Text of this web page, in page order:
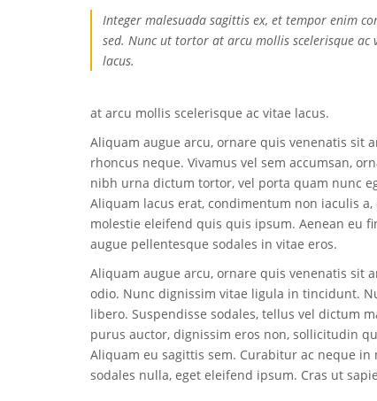
Integer malesuada sagittis ex, et tempor enim
sed. Nunc ut tortor at arcu mollis scelerisque ac
lacus.
at arcu mollis scelerisque ac vitae lacus.
Aliquam augue arcu, ornare quis venenatis sit
rhoncus neque. Vivamus vel sem accumsan,
nibh urna dictum tortor, vel porta quam nunc
Aliquam lacus erat, condimentum non iaculis
molestie eleifend quis quis ipsum. Aenean eu
augue pellentesque sodales in vitae eros.
Aliquam augue arcu, ornare quis venenatis sit
odio. Nunc dignissim vitae ligula in tincidunt.
libero. Suspendisse sodales, tellus vel dictum
purus auctor, dignissim eros non, sollicitudin
Aliquam eu sagittis sem. Curabitur ac neque
sodales nulla, eget eleifend ipsum. Cras ut